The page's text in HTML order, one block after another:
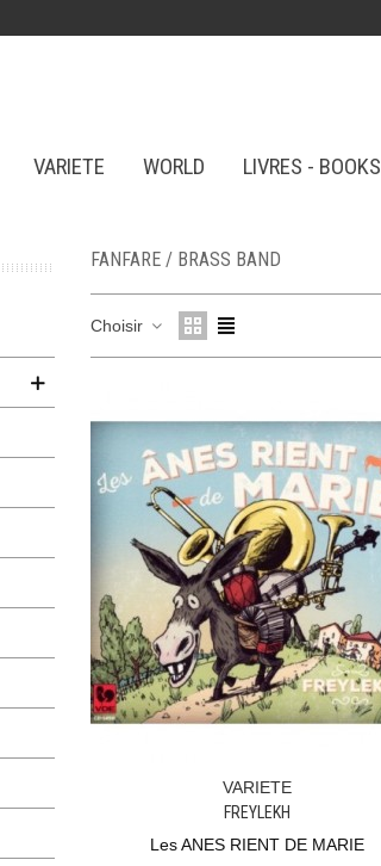
VARIETE WORLD LIVRES - BOOKS
FANFARE / BRASS BAND
Choisir
Ajouter Au Panier
VARIETE
FREYLEKH
Les ANES RIENT DE MARIE